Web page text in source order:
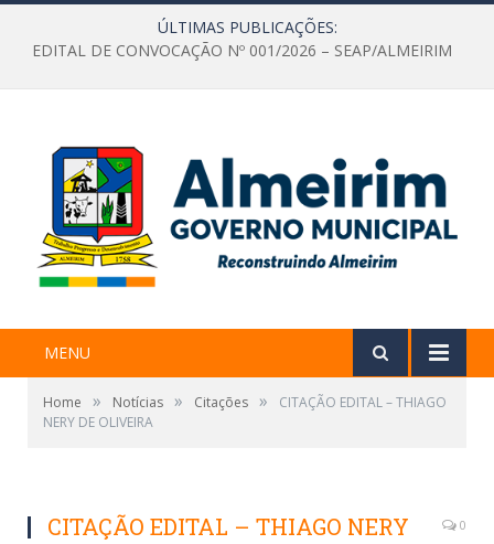
ÚLTIMAS PUBLICAÇÕES:
EDITAL DE CONVOCAÇÃO Nº 001/2026 – SEAP/ALMEIRIM
MENU
Home » Notícias » Citações »
CITAÇÃO EDITAL – THIAGO
NERY DE OLIVEIRA
CITAÇÃO EDITAL – THIAGO NERY
0